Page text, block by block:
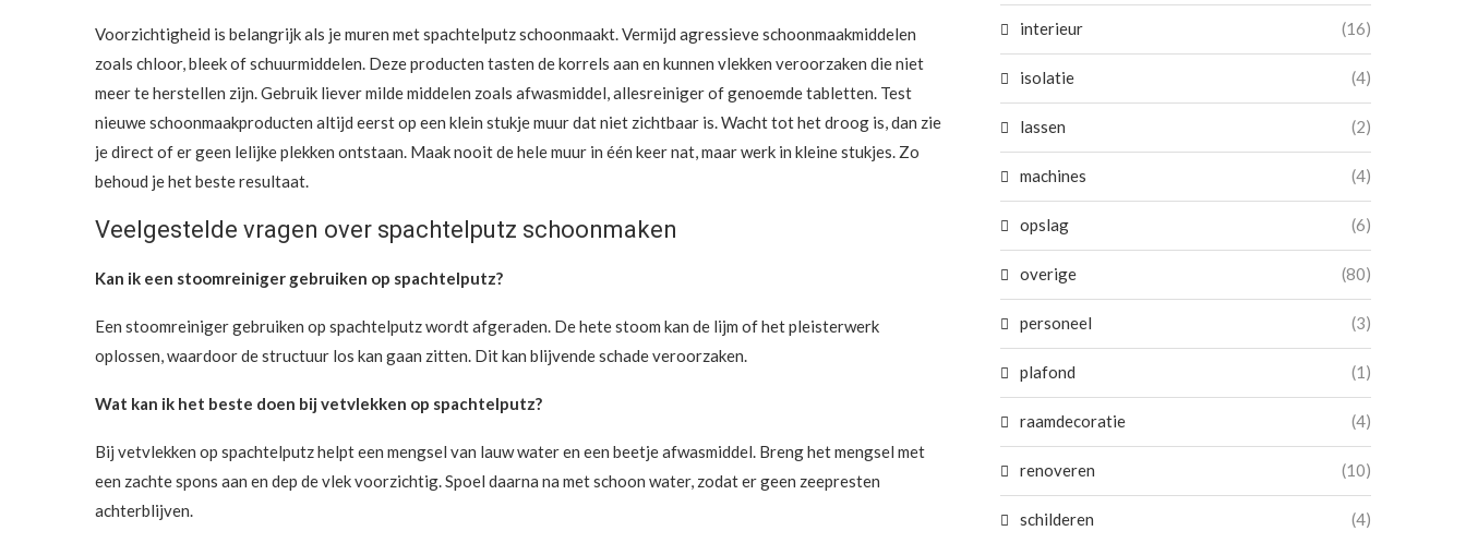
Voorzichtigheid is belangrijk als je muren met spachtelputz schoonmaakt. Vermijd agressieve schoonmaakmiddelen
zoals chloor, bleek of schuurmiddelen. Deze producten tasten de korrels aan en kunnen vlekken veroorzaken die niet
meer te herstellen zijn. Gebruik liever milde middelen zoals afwasmiddel, allesreiniger of genoemde tabletten. Test
nieuwe schoonmaakproducten altijd eerst op een klein stukje muur dat niet zichtbaar is. Wacht tot het droog is, dan zie
je direct of er geen lelijke plekken ontstaan. Maak nooit de hele muur in één keer nat, maar werk in kleine stukjes. Zo
behoud je het beste resultaat.
Veelgestelde vragen over spachtelputz schoonmaken
Kan ik een stoomreiniger gebruiken op spachtelputz?
Een stoomreiniger gebruiken op spachtelputz wordt afgeraden. De hete stoom kan de lijm of het pleisterwerk
oplossen, waardoor de structuur los kan gaan zitten. Dit kan blijvende schade veroorzaken.
Wat kan ik het beste doen bij vetvlekken op spachtelputz?
Bij vetvlekken op spachtelputz helpt een mengsel van lauw water en een beetje afwasmiddel. Breng het mengsel met
een zachte spons aan en dep de vlek voorzichtig. Spoel daarna na met schoon water, zodat er geen zeepresten
achterblijven.
interieur (16)
isolatie (4)
lassen (2)
machines (4)
opslag (6)
overige (80)
personeel (3)
plafond (1)
raamdecoratie (4)
renoveren (10)
schilderen (4)